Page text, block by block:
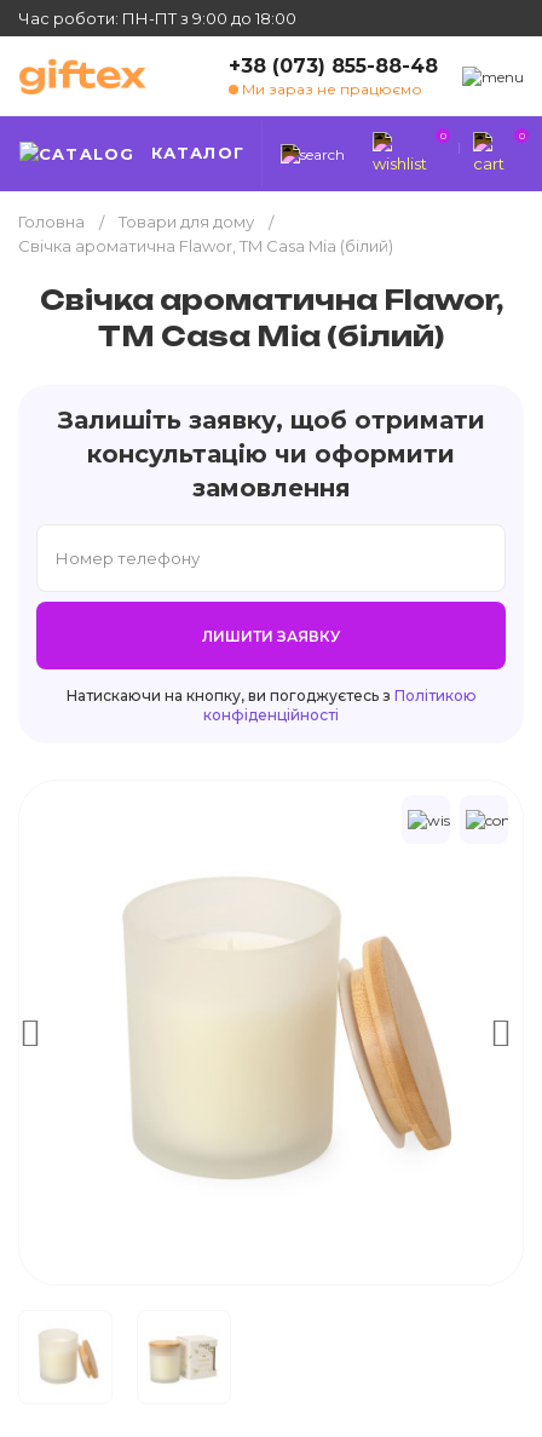
Час роботи: ПН-ПТ з 9:00 до 18:00
+38 (073) 855-88-48
Ми зараз не працюємо
КАТАЛОГ
0 0
Головна
Товари для дому
Свічка ароматична Flawor, TM Casa Mia (білий)
Свічка ароматична Flawor,
TM Casa Mia (білий)
Залишіть заявку, щоб отримати
консультацію чи оформити
замовлення
ЛИШИТИ ЗАЯВКУ
Натискаючи на кнопку, ви погоджуєтесь з Політикою
конфіденційності